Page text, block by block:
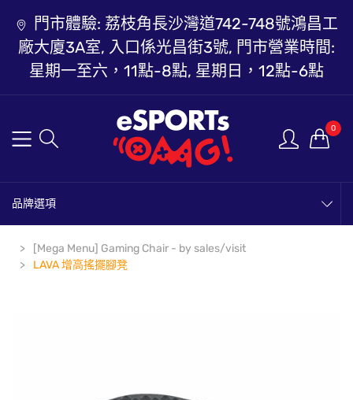
門市體驗: 荔枝角長沙灣道742-748號鴻昌工
廠大廈3A室, 入口係光昌街3號, 門市營業時間:
星期一至六，11點-8點, 星期日，12點-6點
0
品牌選項
[Mega Menu] Gaming Chair - by sales/visit
LAVA 增高搖擺腳凳